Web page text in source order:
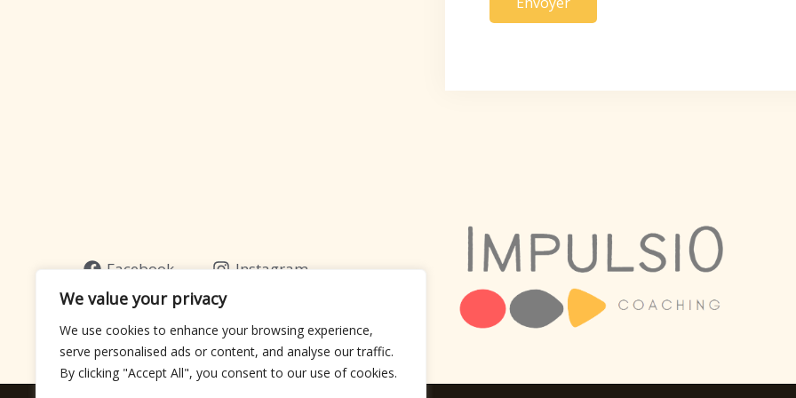
We value your privacy
We use cookies to enhance your browsing experience,
serve personalised ads or content, and analyse our traffic.
By clicking "Accept All", you consent to our use of cookies.
Facebook
Instagram
linkedin